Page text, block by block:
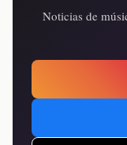
Noticias de